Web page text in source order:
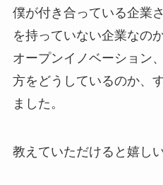
僕が付き合っている企業
を持っていない企業なの
オープンイノベーション
方をどうしているのか、
ました。
教えていただけると嬉しい